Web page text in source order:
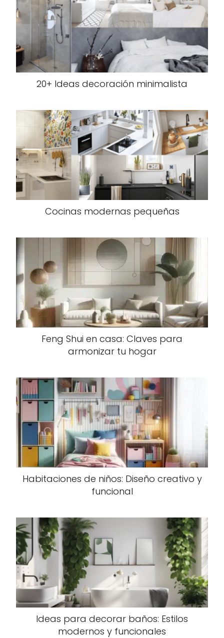
20+ Ideas decoración minimalista
Cocinas modernas pequeñas
Feng Shui en casa: Claves para
armonizar tu hogar
Habitaciones de niños: Diseño creativo y
funcional
Ideas para decorar baños: Estilos
modernos y funcionales